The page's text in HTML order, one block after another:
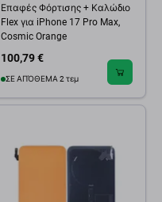
Επαφές Φόρτισης + Καλώδιο
Flex για iPhone 17 Pro Max,
Cosmic Orange
100,79 €
ΣΕ ΑΠΌΘΕΜΑ 2 τεμ